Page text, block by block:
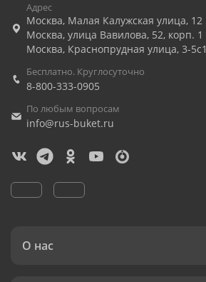
Адрес
Москва, Малая Калужская улица, 12
Москва, улица Вавилова, 52, корп. 1
Москва, Краснопрудная улица, 3-5с1
Бесплатно. Круглосуточно
8-800-333-0905
По любым вопросам
info@rus-buket.ru
О нас